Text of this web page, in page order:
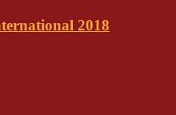
2018